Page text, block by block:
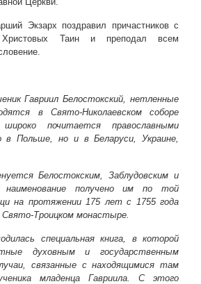
Экзарх поздравил причастников с
Христовых Таин и преподал всем
Гавриил Белостокский, нетленные
в Свято-Николаевском соборе
почитается православными
Польше, но и в Беларуси, Украине,
Белостокским, Заблудовским и
наименование получено им по той
на протяжении 175 лет с 1755 года
Свято-Троицком монастыре.
специальная книга, в которой
духовным и государственным
связанные с находящимися там
младенца Гавриила. С этого